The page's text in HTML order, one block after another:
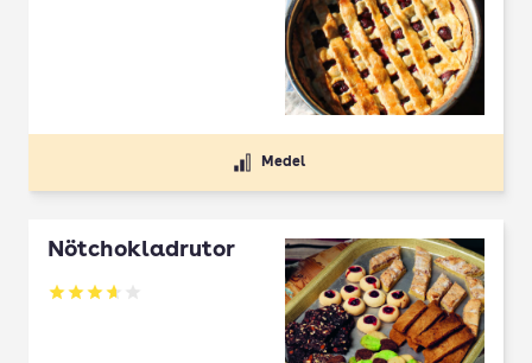
Medel
Nötchokladrutor
Betyg: 3.65 av 5